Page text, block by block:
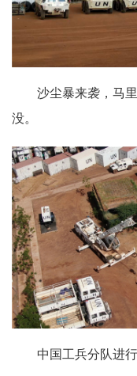
沙尘暴来袭，马
没。
中国工兵分队进